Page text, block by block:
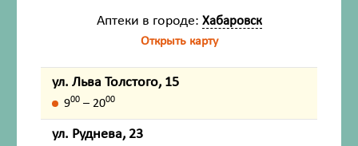
Противопоказания
Применение при беременности и в
период грудного вскармливания
Способ применения и дозы
Аптеки в городе: Хабаровск
Открыть карту
ул. Льва Толстого, 15
900 – 2000
ул. Руднева, 23